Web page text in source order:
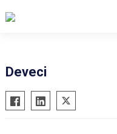
Dörtdivan
Gerede
Deveci